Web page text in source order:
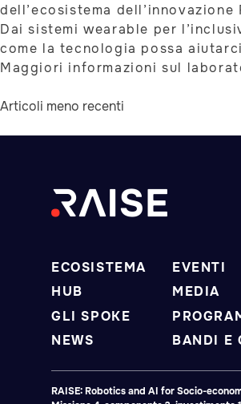
dell’ecosistema dell’innovazione
Dai sistemi wearable per
come la tecnologia possa
Maggiori informazioni sul
Navigazione
articoli
Articoli meno recenti
ECOSISTEMA
HUB
GLI SPOKE
NEWS
EVENTI
MEDIA
BANDI E
RAISE: Robotics and AI for Socio-